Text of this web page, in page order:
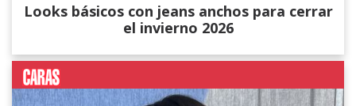
Looks básicos con jeans anchos para cerrar
el invierno 2026